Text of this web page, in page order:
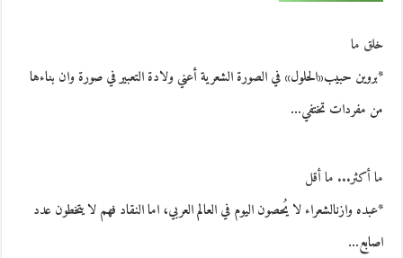
خلق ما
*بروين حبيب«الحلول» في الصورة الشعرية أعني ولادة التعبير في صورة وان بناءها
من مفردات تختفي…
ما أكثر... ما أقل
*عبده وازنالشعراء لا يُحصون اليوم في العالم العربي، اما النقاد فهم لا يتخطون عدد
اصابع…